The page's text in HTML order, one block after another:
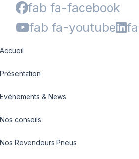
fab fa-facebook
fab fa-youtube
Accueil
Présentation
Evénements & News
Nos conseils
Nos Revendeurs Pneus